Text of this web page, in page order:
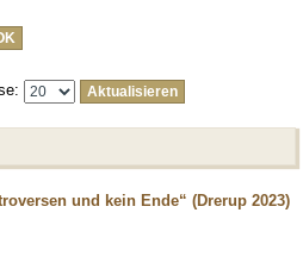
und kein Ende“ (Drerup 2023)